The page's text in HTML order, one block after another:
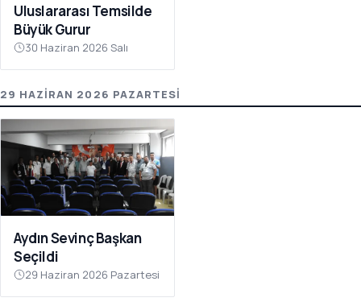
Uluslararası Temsilde
Büyük Gurur
30 Haziran 2026 Salı
29 HAZIRAN 2026 PAZARTESI
Aydın Sevinç Başkan
Seçildi
29 Haziran 2026 Pazartesi